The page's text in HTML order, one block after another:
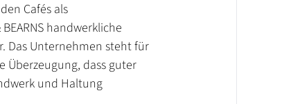
Cafés als
handwerkliche
Das Unternehmen steht für
Überzeugung, dass guter
und Haltung